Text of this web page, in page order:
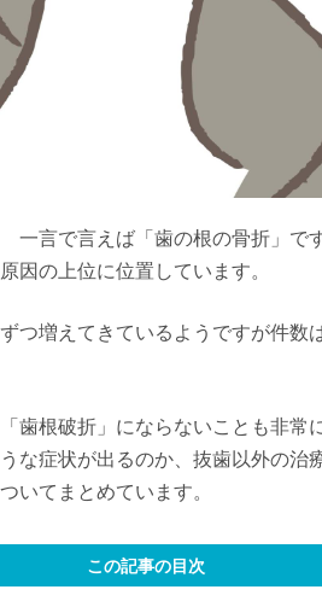
一言で言えば「歯の根の骨折」で
因の上位に位置しています。
つ増えてきているようですが件数
歯根破折」にならないことも非常
な症状が出るのか、抜歯以外の治
いてまとめています。
この記事の目次